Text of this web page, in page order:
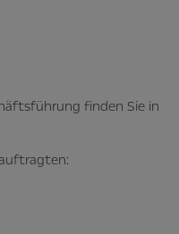
finden Sie in